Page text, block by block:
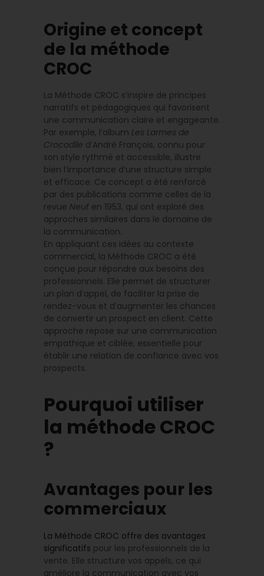
Origine et concept
de la méthode
CROC
La Méthode CROC s’inspire de principes
narratifs et pédagogiques qui favorisent
une communication claire et engageante.
Par exemple, l’album Les Larmes de
Crocodile d’André François, connu pour
son style rythmé et accessible, illustre
bien l’importance d’une structure simple
et efficace. Ce concept a été renforcé
par des publications comme celles de la
revue Neuf en 1953, qui ont exploré des
approches similaires dans le domaine de
la communication.
En appliquant ces idées au contexte
commercial, la Méthode CROC a été
conçue pour répondre aux besoins des
professionnels. Elle permet de structurer
un plan d’appel, de faciliter la prise de
rendez-vous et d’augmenter les chances
de convertir un prospect en client. Cette
approche repose sur une communication
empathique et ciblée, essentielle pour
établir une relation de confiance avec vos
prospects.
Pourquoi utiliser
la méthode CROC
?
Avantages pour les
commerciaux
La Méthode CROC offre des avantages
significatifs pour les professionnels de la
vente. Elle structure vos appels, ce qui
améliore la communication avec vos